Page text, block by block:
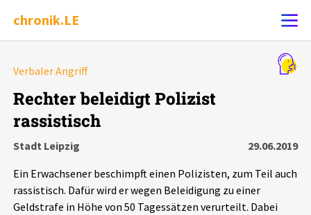
chronik.LE
Chronik
Leipziger Zustände
Verbaler Angriff
Rechter beleidigt Polizist
rassistisch
Stadt Leipzig
29.06.2019
Ein Erwachsener beschimpft einen Polizisten, zum Teil auch
rassistisch. Dafür wird er wegen Beleidigung zu einer
Geldstrafe in Höhe von 50 Tagessätzen verurteilt. Dabei
Alle Ereignisse
Ereignisse
Ereignisse